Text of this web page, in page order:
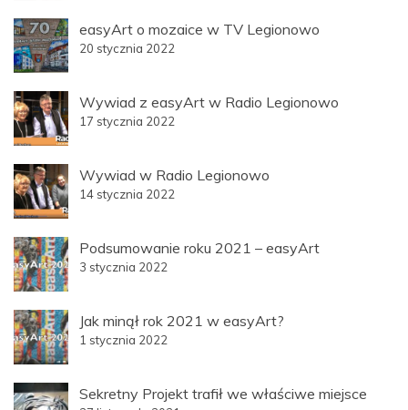
easyArt o mozaice w TV Legionowo
20 stycznia 2022
Wywiad z easyArt w Radio Legionowo
17 stycznia 2022
Wywiad w Radio Legionowo
14 stycznia 2022
Podsumowanie roku 2021 – easyArt
3 stycznia 2022
Jak minął rok 2021 w easyArt?
1 stycznia 2022
Sekretny Projekt trafił we właściwe miejsce